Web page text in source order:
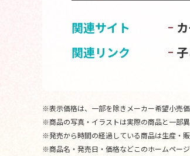
関連サイト
関連リンク
※表示価格は、一部を除きメーカー希望小売
※商品の写真・イラストは実際の商品と一部
※発売から時間の経過している商品は生産・
※商品名・発売日・価格などこのホームペー